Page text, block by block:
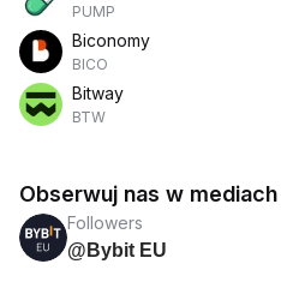
PUMP
Biconomy
BICO
Bitway
BTW
Obserwuj nas w
Followers
@Bybit EU